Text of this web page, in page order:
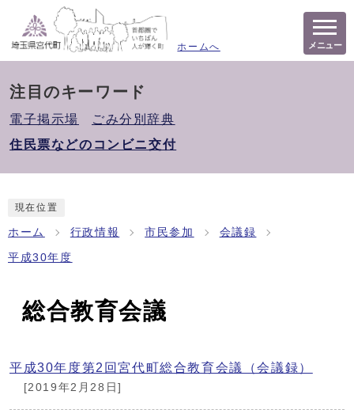
ホームへ メニュー
注目のキーワード
電子掲示場
ごみ分別辞典
住民票などのコンビニ交付
現在位置
ホーム 行政情報 市民参加 会議録
平成30年度
総合教育会議
平成30年度第2回宮代町総合教育会議（会議録）
[2019年2月28日]